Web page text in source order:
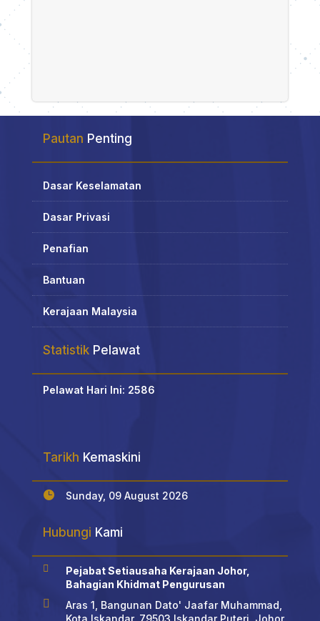
Pautan Penting
Dasar Keselamatan
Dasar Privasi
Penafian
Bantuan
Kerajaan Malaysia
Statistik Pelawat
Pelawat Hari Ini: 2586
Tarikh Kemaskini
 Sunday, 09 August 2026
Hubungi Kami

Pejabat Setiausaha Kerajaan Johor,
Bahagian Khidmat Pengurusan

Aras 1, Bangunan Dato' Jaafar Muhammad,